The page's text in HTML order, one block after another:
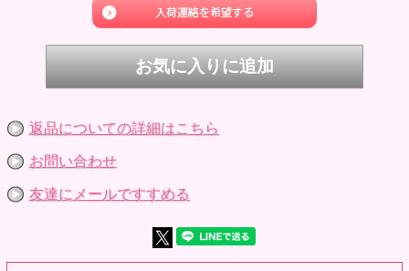
発売時期 2024年6月発売
品番 5524018
内容 ジャケット、ベルト付きスラックス、シャツ、ネクタ
衣装製作 関口妙子
サイズ 六分の一男子図鑑エイト○、六分の一男子図鑑ナイン
△、momoko○、ruruko(ピュアニーモフレクションXS / S男
の子 / オビツ22) ×、うさぎぃボディ×、オビツ11ボディ×
※参考画像です。
返品についての詳細はこちら
お問い合わせ
友達にメールですすめる